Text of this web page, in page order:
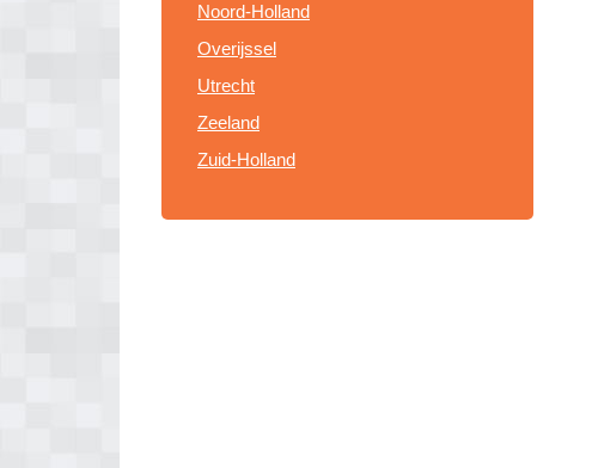
Noord-Holland
Overijssel
Utrecht
Zeeland
Zuid-Holland